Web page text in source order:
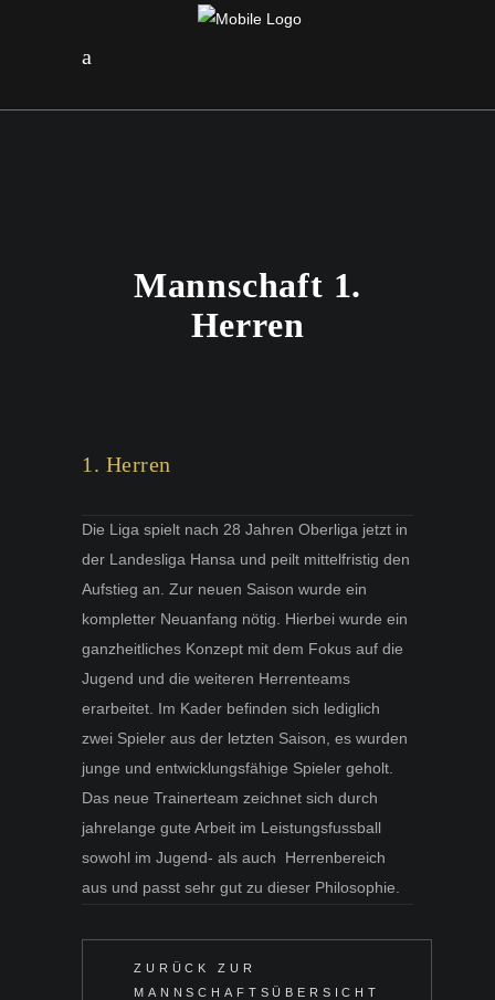
Mannschaft 1.
Herren
1. Herren
Die Liga spielt nach 28 Jahren Oberliga jetzt in
der Landesliga Hansa und peilt mittelfristig den
Aufstieg an. Zur neuen Saison wurde ein
kompletter Neuanfang nötig. Hierbei wurde ein
ganzheitliches Konzept mit dem Fokus auf die
Jugend und die weiteren Herrenteams
erarbeitet. Im Kader befinden sich lediglich
zwei Spieler aus der letzten Saison, es wurden
junge und entwicklungsfähige Spieler geholt.
Das neue Trainerteam zeichnet sich durch
jahrelange gute Arbeit im Leistungsfussball
sowohl im Jugend- als auch Herrenbereich
aus und passt sehr gut zu dieser Philosophie.
ZURÜCK ZUR
MANNSCHAFTSÜBERSICHT